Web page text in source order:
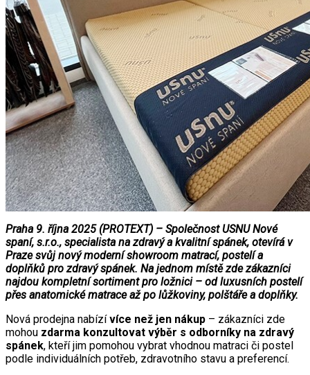
Praha 9. října 2025 (PROTEXT) – Společnost USNU Nové
spaní, s.r.o., specialista na zdravý a kvalitní spánek, otevírá v
Praze svůj nový moderní showroom matrací, postelí a
doplňků pro zdravý spánek. Na jednom místě zde zákazníci
najdou kompletní sortiment pro ložnici – od luxusních postelí
přes anatomické matrace až po lůžkoviny, polštáře a doplňky.
Nová prodejna nabízívíce než jen nákup – zákazníci zde
mohou zdarma konzultovat výběr s odborníky na zdravý
spánek, kteří jim pomohou vybrat vhodnou matraci či postel
podle individuálních potřeb, zdravotního stavu a preferencí.